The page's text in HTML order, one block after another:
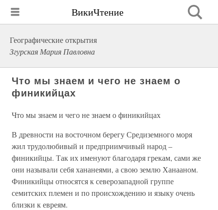
ВикиЧтение
Географические открытия
Згурская Мария Павловна
Что мы знаем и чего не знаем о
финикийцах
Что мы знаем и чего не знаем о финикийцах
В древности на восточном берегу Средиземного моря
жил трудолюбивый и предприимчивый народ –
финикийцы. Так их именуют благодаря грекам, сами же
они называли себя хананеями, а свою землю Ханааном.
Финикийцы относятся к северозападной группе
семитских племен и по происхождению и языку очень
близки к евреям.